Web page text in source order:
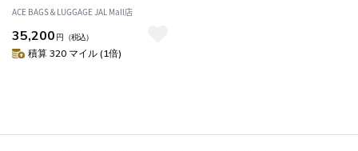
A4ファイル 折り畳み 93085
ACE BAGS＆LUGGAGE JAL Mall店
35,200 円 （税込）
積算 320 マイル (1倍)